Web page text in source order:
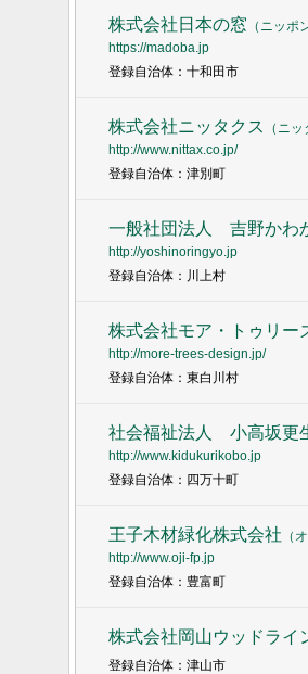
株式会社日本の窓 （ ニッポ
https://madoba.jp
登録自治体：十和田市
株式会社ニッタクス （ ニッ
http://www.nittax.co.jp/
登録自治体：津別町
一般社団法人 吉野かわ
http://yoshinoringyo.jp
登録自治体：川上村
株式会社モア・トゥリー
http://more-trees-design.jp/
登録自治体：東白川村
社会福祉法人 小高坂更
http://www.kidukurikobo.jp
登録自治体：四万十町
王子木材緑化株式会社 （
http://www.oji-fp.jp
登録自治体：豊富町
株式会社岡山ウッドライ
登録自治体：津山市